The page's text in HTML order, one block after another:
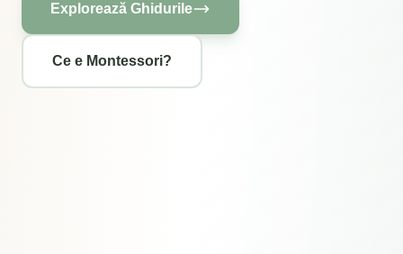
Explorează Ghidurile
Ce e Montessori?